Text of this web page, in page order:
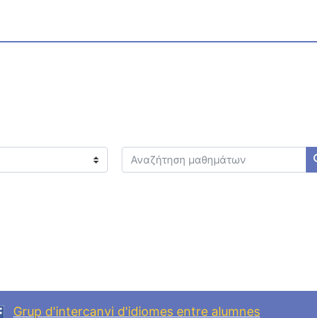
Αναζήτηση μαθημάτων
Grup d'intercanvi d'idiomes entre alumnes